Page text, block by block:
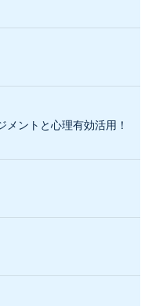
メントと心理有効活用！